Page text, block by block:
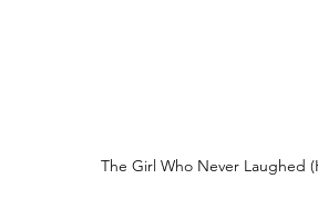
The Girl Who Never Laughed